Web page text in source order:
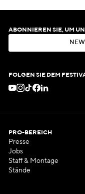
ABONNIEREN SIE, UM
N EW
FOLGEN SIE DEM
PRO-BEREICH
Presse
Jobs
Staff & Montage
Stände